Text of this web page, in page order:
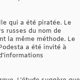
qui a été piratée. Le
russes du nom de
la même méthode. Le
a été invité à